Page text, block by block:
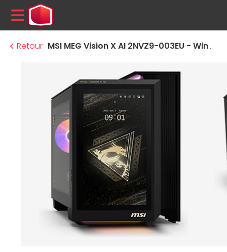
MENU
Retour
MSI MEG Vision X AI 2NVZ9-003EU - Windows 11